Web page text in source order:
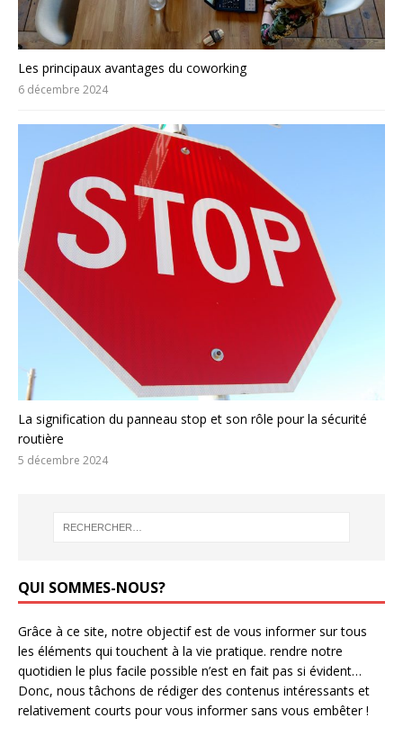
Les principaux avantages du coworking
6 décembre 2024
La signification du panneau stop et son rôle pour la sécurité
routière
5 décembre 2024
QUI SOMMES-NOUS?
Grâce à ce site, notre objectif est de vous informer sur tous
les éléments qui touchent à la vie pratique. rendre notre
quotidien le plus facile possible n’est en fait pas si évident…
Donc, nous tâchons de rédiger des contenus intéressants et
relativement courts pour vous informer sans vous embêter !